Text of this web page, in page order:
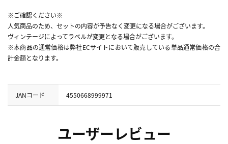
※ご確認ください※
人気商品のため、セットの内容が予告なく変更になる場合がございます。
ヴィンテージによってラベルが変更となる場合がございます。
※本商品の通常価格は弊社ECサイトにおいて販売している単品通常価格の合
計金額となります。
JANコード 4550668999971
ユーザーレビュー